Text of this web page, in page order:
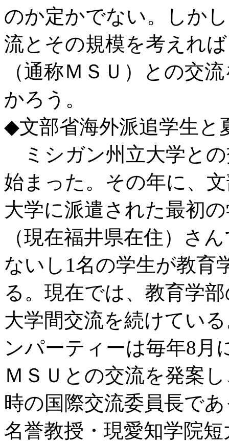
のか定かでない。しか
流とその規模を考えれ
（通称ＭＳＵ）との交
かろう。
◆文部省海外派追学生と
ミシガン州立大学との
始まった。その年に、
大学に派遣された最初
（現在福井県在住）さ
ないし1名の学生が教育
る。現在では、教育学
大学間交流を続けてい
ンパーティーは毎年8月
ＭＳＵとの交流を発案
時の国際交流委員長で
名誉教授・現愛知学院